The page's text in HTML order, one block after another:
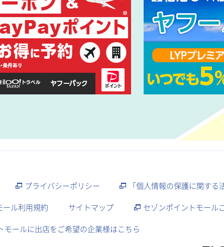
プライバシーポリシー 「個人情報の保護に関す
ール利用規約
サイトマップ セゾンポイントモール
モールに出店をご希望の企業様はこちら